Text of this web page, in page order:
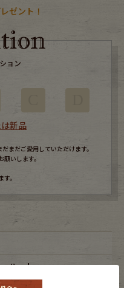
ゼント！
ョン
新品
まだご愛用していただけます。
いします。
。
ハート